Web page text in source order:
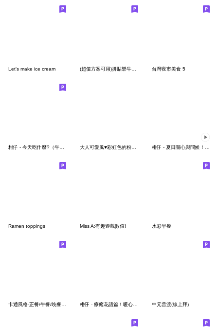
Let's make ice cream 台灣夜市美食 5
柑仔 - 今天吃什麼?（午晚餐系列） 大人可愛風♥彩虹色的粉彩禮貌用語 柑仔 - 夏日關心與問候！早安圖、長輩圖
Ramen toppings Miss A:有趣遊戲數值! 水彩早餐
中元普渡(線上拜)